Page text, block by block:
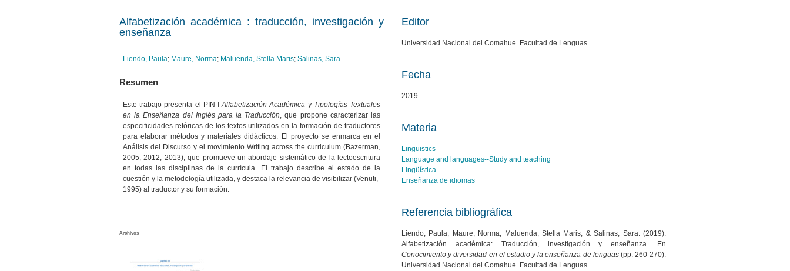
Alfabetización académica : traducción, investigación y
enseñanza
Liendo, Paula; Maure, Norma; Maluenda, Stella Maris; Salinas, Sara.
Resumen
Este trabajo presenta el PIN IAlfabetización Académica y Tipologías Textuales
en la Enseñanza del Inglés para la Traducción, que propone caracterizar las
especificidades retóricas de los textos utilizados en la formación de traductores
para elaborar métodos y materiales didácticos. El proyecto se enmarca en el
Análisis del Discurso y el movimiento Writing across the curriculum (Bazerman,
2005, 2012, 2013), que promueve un abordaje sistemático de la lectoescritura
en todas las disciplinas de la currícula. El trabajo describe el estado de la
cuestión y la metodología utilizada, y destaca la relevancia de visibilizar (Venuti,
1995) al traductor y su formación.
Archivos
Editor
Universidad Nacional del Comahue. Facultad de Lenguas
Fecha
2019
Materia
Linguistics
Language and languages--Study and teaching
Lingüística
Enseñanza de idiomas
Referencia bibliográfica
Liendo, Paula, Maure, Norma, Maluenda, Stella Maris, & Salinas, Sara. (2019).
Alfabetización académica: Traducción, investigación y enseñanza. En
Conocimiento y diversidad en el estudio y la enseñanza de lenguas(pp. 260-270).
Universidad Nacional del Comahue. Facultad de Lenguas.